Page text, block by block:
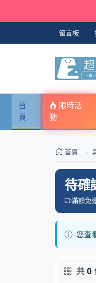
留言板
首
頁
限時活
動
首頁
待確
滿額免
您查
共0